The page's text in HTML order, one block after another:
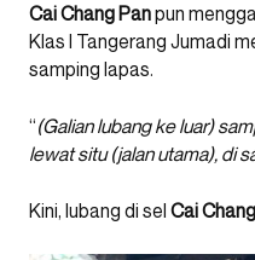
Cai Chang Panpun
Klas I Tangerang Jumadi
samping lapas.
“(Galian lubang ke luar)
lewat situ (jalan utama), di
Kini, lubang di sel Cai